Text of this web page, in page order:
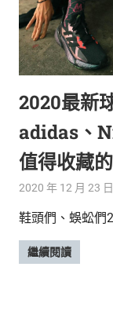
2020最新
adidas、
值得收藏
2020 年 12 月 23 日
鞋頭們、蜈蚣們
繼續閱讀